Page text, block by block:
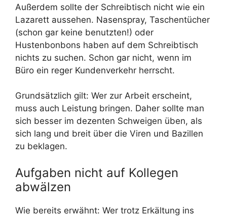
Außerdem sollte der Schreibtisch nicht wie ein
Lazarett aussehen. Nasenspray, Taschentücher
(schon gar keine benutzten!) oder
Hustenbonbons haben auf dem Schreibtisch
nichts zu suchen. Schon gar nicht, wenn im
Büro ein reger Kundenverkehr herrscht.
Grundsätzlich gilt: Wer zur Arbeit erscheint,
muss auch Leistung bringen. Daher sollte man
sich besser im dezenten Schweigen üben, als
sich lang und breit über die Viren und Bazillen
zu beklagen.
Aufgaben nicht auf Kollegen
abwälzen
Wie bereits erwähnt: Wer trotz Erkältung ins